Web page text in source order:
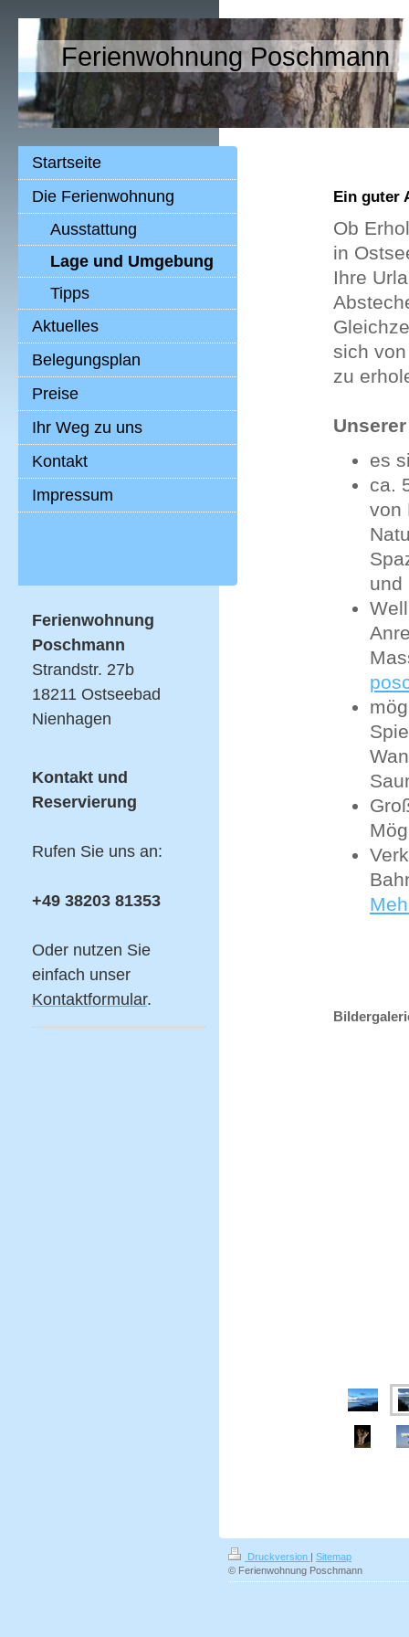
Ferienwohnung Poschmann
Ein guter
Ob
in
Ihre
sich
zu
es
ca.
von
und
Startseite
Die Ferienwohnung
Ausstattung
Lage und Umgebung
Tipps
Aktuelles
Belegungsplan
Preise
Ihr Weg zu uns
Kontakt
Impressum
Ferienwohnung
Poschmann
Strandstr. 27b
18211 Ostseebad
Nienhagen
Kontakt und
Reservierung
Rufen Sie uns an:
+49 38203 81353
Oder nutzen Sie
einfach unser
Kontaktformular.
Druckversion | Sitemap
© Ferienwohnung Poschmann